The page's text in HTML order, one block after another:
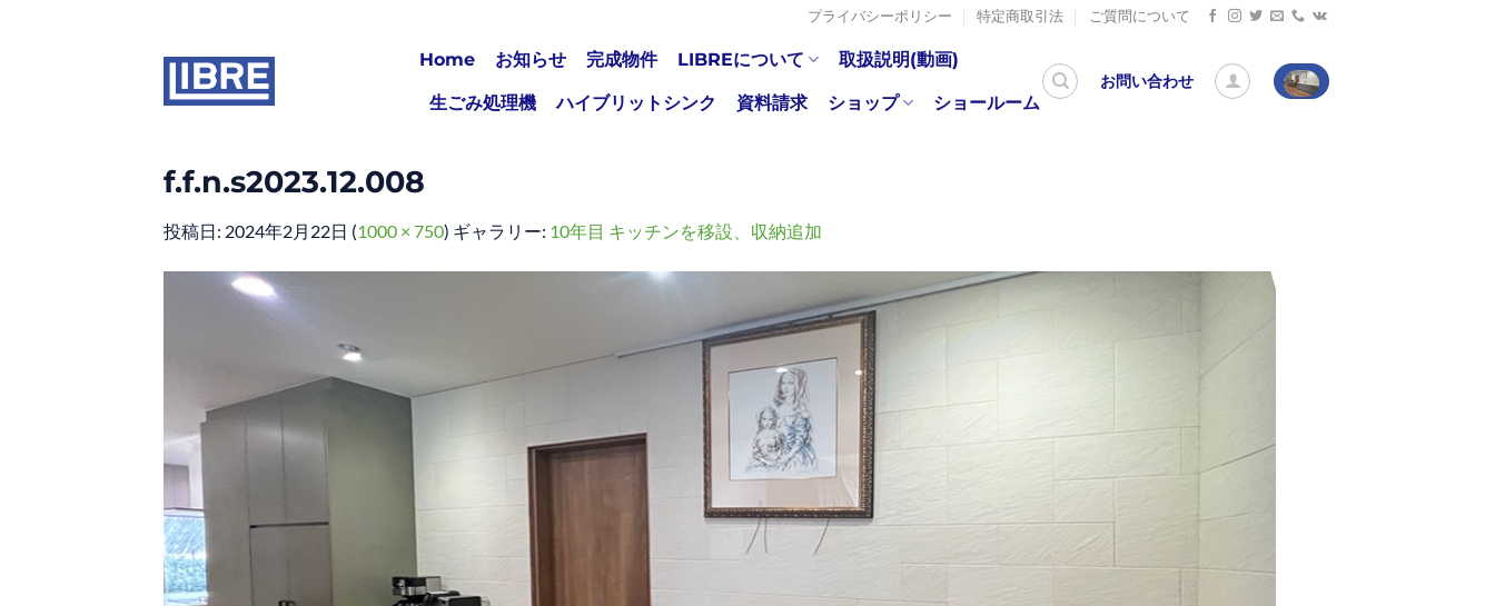
プライバシーポリシー 特定商取引法 ご質問について
Home お知らせ 完成物件 LIBREについて 取扱説明(動画)
生ごみ処理機 ハイブリットシンク 資料請求 ショップ ショールーム
お問い合わせ
f.f.n.s2023.12.008
投稿日: 2024年2月22日 (1000 × 750) ギャラリー: 10年目 キッチンを移設、収納追加